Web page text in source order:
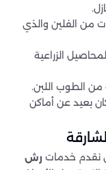
من الفلين والذي
الزراعية
من الطوب اللبن.
بعيد عن أماكن
نقدم خدمات رش